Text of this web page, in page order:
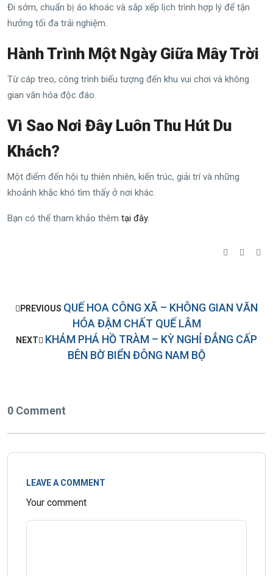
Đi sớm, chuẩn bị áo khoác và sắp xếp lịch trình hợp lý để tận
hưởng tối đa trải nghiệm.
Hành Trình Một Ngày Giữa Mây Trời
Từ cáp treo, công trình biểu tượng đến khu vui chơi và không
gian văn hóa độc đáo.
Vì Sao Nơi Đây Luôn Thu Hút Du
Khách?
Một điểm đến hội tụ thiên nhiên, kiến trúc, giải trí và những
khoảnh khắc khó tìm thấy ở nơi khác.
Bạn có thể tham khảo thêm tại đây.
PREVIOUS QUẾ HOA CÔNG XÃ – KHÔNG GIAN VĂN
HÓA ĐẬM CHẤT QUẾ LÂM
NEXT
KHÁM PHÁ HỒ TRÀM – KỲ NGHỈ ĐẲNG CẤP
BÊN BỜ BIỂN ĐÔNG NAM BỘ
0 Comment
LEAVE A COMMENT
Your comment